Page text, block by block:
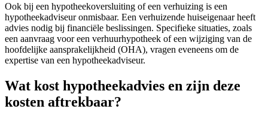
Ook bij een hypotheekoversluiting of een verhuizing is een
hypotheekadviseur onmisbaar. Een verhuizende huiseigenaar heeft
advies nodig bij financiële beslissingen. Specifieke situaties, zoals
een aanvraag voor een verhuurhypotheek of een wijziging van de
hoofdelijke aansprakelijkheid (OHA), vragen eveneens om de
expertise van een hypotheekadviseur.
Wat kost hypotheekadvies en zijn deze
kosten aftrekbaar?